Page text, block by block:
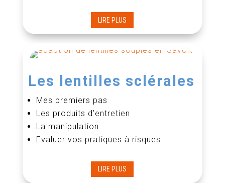
LIRE PLUS
Les lentilles sclérales
Mes premiers pas
Les produits d’entretien
La manipulation
Evaluer vos pratiques à risques
LIRE PLUS